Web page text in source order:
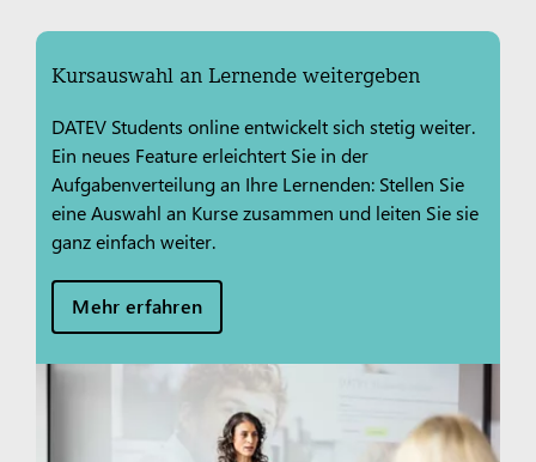
Kursauswahl an Lernende weitergeben
DATEV Students online entwickelt sich stetig weiter.
Ein neues Feature erleichtert Sie in der
Aufgabenverteilung an Ihre Lernenden: Stellen Sie
eine Auswahl an Kurse zusammen und leiten Sie sie
ganz einfach weiter.
Mehr erfahren